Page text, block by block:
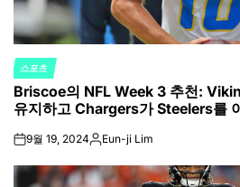
POSTED
IN
스포츠
Briscoe의 NFL Week 3 추천:
유지하고 Chargers가 Steelers를
on9월 19, 2024Posted
Eun-ji Lim